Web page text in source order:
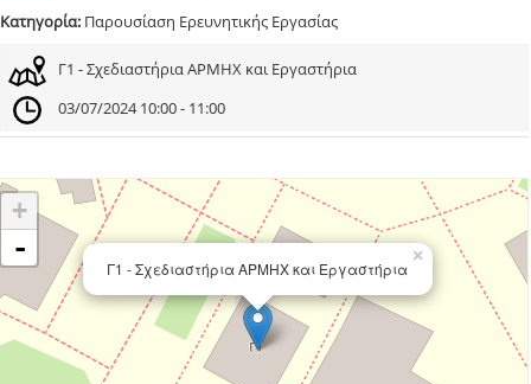
Κατηγορία: Παρουσίαση Ερευνητικής Εργασίας
Γ1 - Σχεδιαστήρια ΑΡΜΗΧ και Εργαστήρια
03/07/2024 10:00 - 11:00
×
Γ1 - Σχεδιαστήρια ΑΡΜΗΧ και Εργαστήρια
+
-